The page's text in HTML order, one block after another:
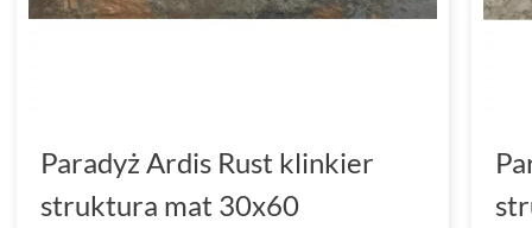
Paradyż Ardis Rust klinkier
struktura mat 30x60